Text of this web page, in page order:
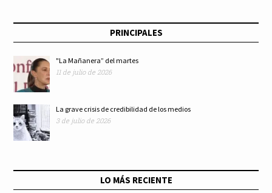
PRINCIPALES
"La Mañanera” del martes
11 de julio de 2026
La grave crisis de credibilidad de los medios
3 de julio de 2026
LO MÁS RECIENTE